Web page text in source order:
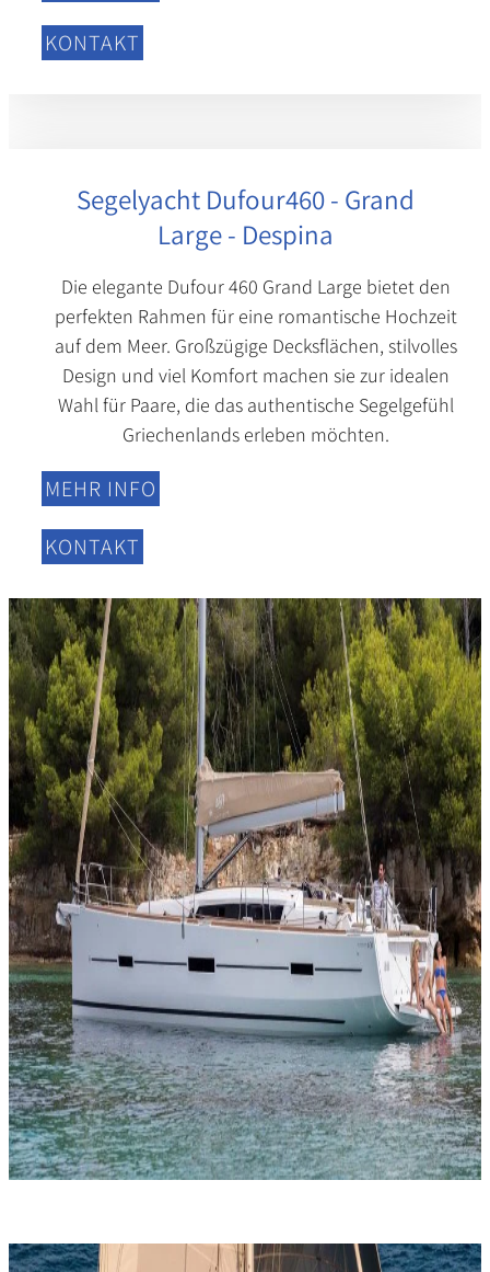
KONTAKT
Segelyacht Dufour460 - Grand
Large - Despina
Die elegante Dufour 460 Grand Large bietet den
perfekten Rahmen für eine romantische Hochzeit
auf dem Meer. Großzügige Decksflächen, stilvolles
Design und viel Komfort machen sie zur idealen
Wahl für Paare, die das authentische Segelgefühl
Griechenlands erleben möchten.
MEHR INFO
KONTAKT